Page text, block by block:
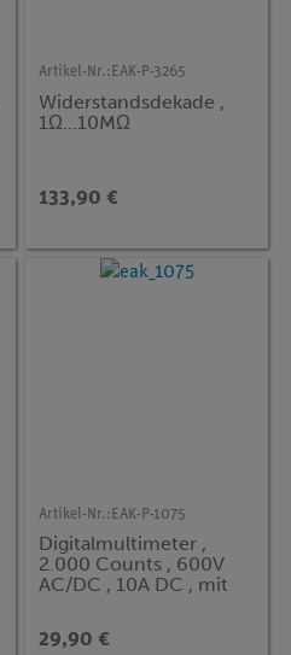
Artikel-Nr.: EAK-P-3265
Widerstandsdekade ,
1Ω...10MΩ
133,90 €
Artikel-Nr.: EAK-P-1075
Digitalmultimeter ,
2.000 Counts , 600V
AC/DC , 10A DC , mit
29,90 €